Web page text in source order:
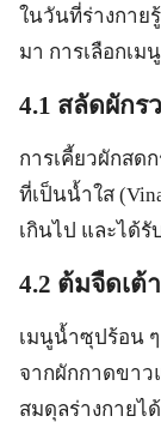
ในวันที่ร่างกาย
มา การเลือกเ
4.1 สลัดผักร
การเคี้ยวผักสด
ที่เป็นน้ำใส
เกินไป และได้
4.2 ต้มจืดเต้
เมนูน้ำซุปร้อน
จากผักกาดขาว
สมดุลร่างกายไ